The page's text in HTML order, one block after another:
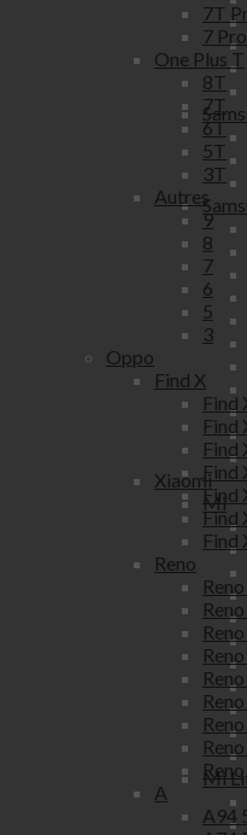
Xiaomi
Mi
Mi
7T
7 Pro
One Plus T
8T
7T
6T
5T
3T
Autres
9
8
7
6
5
3
Oppo
Find X
Find
Find
Find
Find
Find
Find
Find
Reno
Reno
A
A94